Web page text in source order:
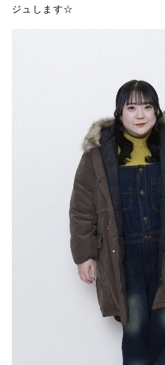
ジュします☆